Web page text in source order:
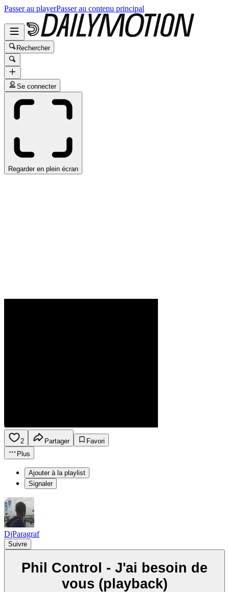
Passer au playerPasser au contenu principal
Rechercher
Se connecter
Regarder en plein écran
2 Partager
Favori
Plus
Ajouter à la playlist
Signaler
DjParagraf
Suivre
Phil Control - J'ai besoin de
vous (playback)